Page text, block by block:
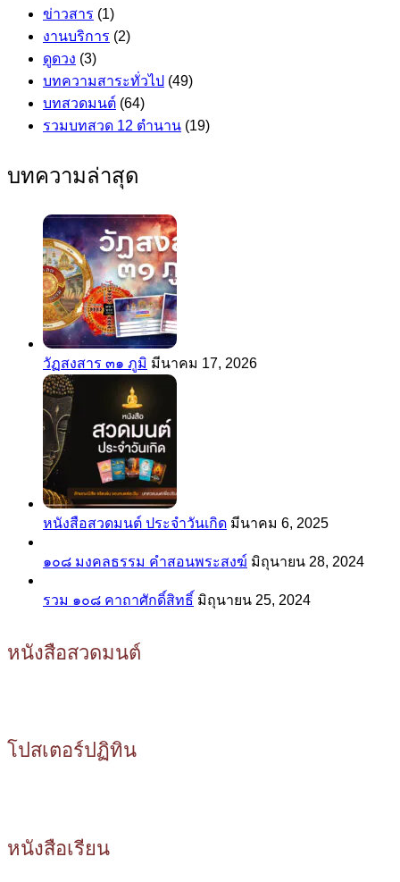
ข่าวสาร (1)
งานบริการ (2)
ดูดวง (3)
บทความสาระทั่วไป (49)
บทสวดมนต์ (64)
รวมบทสวด 12 ตำนาน (19)
บทความล่าสุด
วัฏสงสาร ๓๑ ภูมิ มีนาคม 17, 2026
หนังสือสวดมนต์ ประจำวันเกิด มีนาคม 6, 2025
๑๐๘ มงคลธรรม คำสอนพระสงฆ์ มิถุนายน 28, 2024
รวม ๑๐๘ คาถาศักดิ์สิทธิ์ มิถุนายน 25, 2024
หนังสือสวดมนต์
โปสเตอร์ปฏิทิน
หนังสือเรียน